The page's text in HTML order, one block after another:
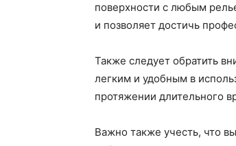
поверхности с любым
и позволяет достичь
Также следует обратить
легким и удобным в
протяжении длительного
Важно также учесть, что